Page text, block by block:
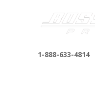
1-888-633-4814